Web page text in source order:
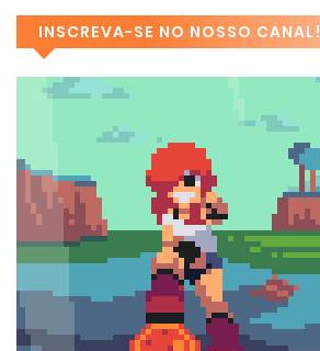
INSCREVA-SE NO NOSSO CANAL!